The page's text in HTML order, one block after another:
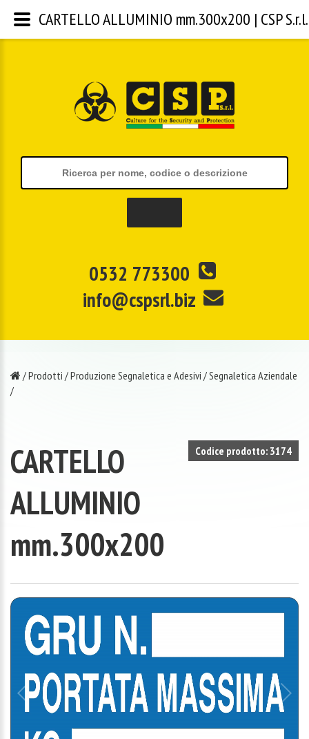
0532 773300
info@cspsrl.biz
/Prodotti /Produzione Segnaletica e Adesivi /Segnaletica Aziendale
/
Codice prodotto: 3174
CARTELLO
ALLUMINIO
mm.300x200
CARTELLO ALLUMINIO mm.300x200 | CSP S.r.l.